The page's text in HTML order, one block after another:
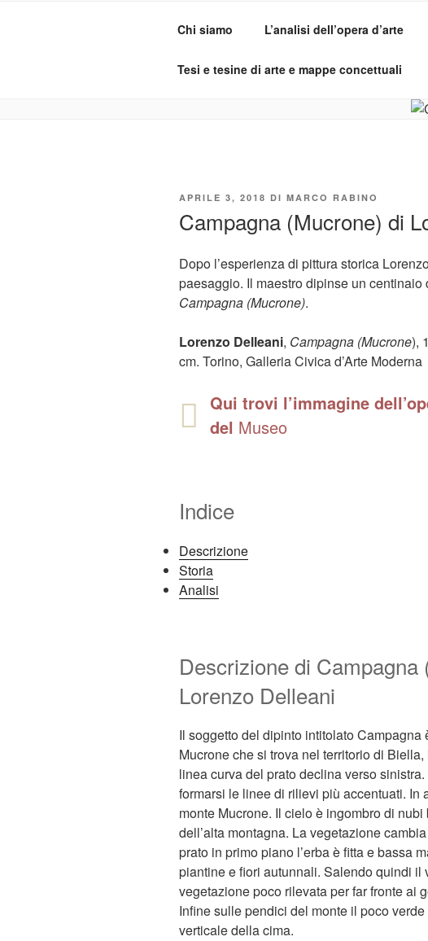
ADO ANALISI
Osservare le opere d'arte per capirle e
Chi siamo L’analisi dell’opera d’arte
Tesi e tesine di arte e mappe concettuali
PUBBLICATO
APRILE 3, 2018 DI MARCO RABINO
Campagna (Mucrone) di
Dopo l’esperienza di pittura storica
paesaggio. Il maestro dipinse un
Campagna (Mucrone).
Lorenzo Delleani, Campagna (Mucrone),
cm. Torino, Galleria Civica d’Arte Moderna
Qui trovi l’immagine
del Museo
Indice
Descrizione
Storia
Analisi
Descrizione di Campagna
Lorenzo Delleani
Il soggetto del dipinto intitolato
Mucrone che si trova nel territorio di
linea curva del prato declina verso
formarsi le linee di rilievi più accentuati. In
monte Mucrone. Il cielo è ingombro di
dell’alta montagna. La vegetazione
prato in primo piano l’erba è fitta e bassa
piantine e fiori autunnali. Salendo quindi il
vegetazione poco rilevata per far fronte ai
Infine sulle pendici del monte il poco
verticale della cima.